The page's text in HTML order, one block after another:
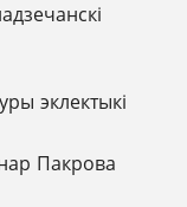
эклектыкі
Пакрова